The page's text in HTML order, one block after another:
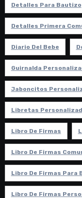
Detalles Para Bautizo
Detalles Primera
Diario Del Bebe
Guirnalda
Jaboncitos
Libretas
Libro De Firmas
Libro De Firmas
Libro De Firmas Para
Libro De Firmas